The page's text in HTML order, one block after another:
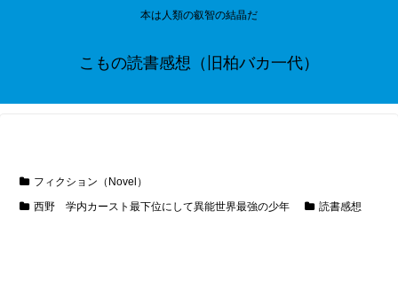
本は人類の叡智の結晶だ
こもの読書感想（旧柏バカ一代）
フィクション（Novel）
西野 学内カースト最下位にして異能世界最強の少年
読書感想